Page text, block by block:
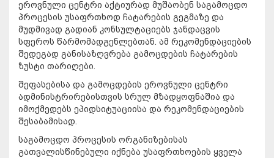
ეროვნული ცენტრი აქტიურად მუშაობენ საგამოცდო
პროცესის უსაფრთხოდ ჩატარების გეგმაზე და
მუდმივად გადიან კონსულტაციებს ჯანდაცვის
სფეროს წარმომადგენლებთან. ამ რეკომენდაციების
შედეგად განისაზღვრება გამოცდების ჩატარების
ზუსტი თარიღები.
შეფასებისა და გამოცდების ეროვნული ცენტრი
ადმინისტრირებისთვის სრულ მზადყოფნაშია და
იმოქმედებს ეპიდსიტუაციისა და რეკომენდაციების
შესაბამისად.
საგამოცდო პროცესის ორგანიზებისას
გათვალისწინებული იქნება უსაფრთხოების ყველა